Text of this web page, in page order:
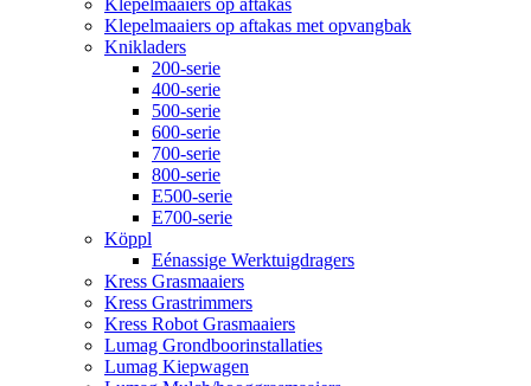
Klepelmaaiers op aftakas met opvangbak
Knikladers
200-serie
400-serie
500-serie
600-serie
700-serie
800-serie
E500-serie
E700-serie
Köppl
Eénassige Werktuigdragers
Kress Grasmaaiers
Kress Grastrimmers
Kress Robot Grasmaaiers
Lumag Grondboorinstallaties
Lumag Kiepwagen